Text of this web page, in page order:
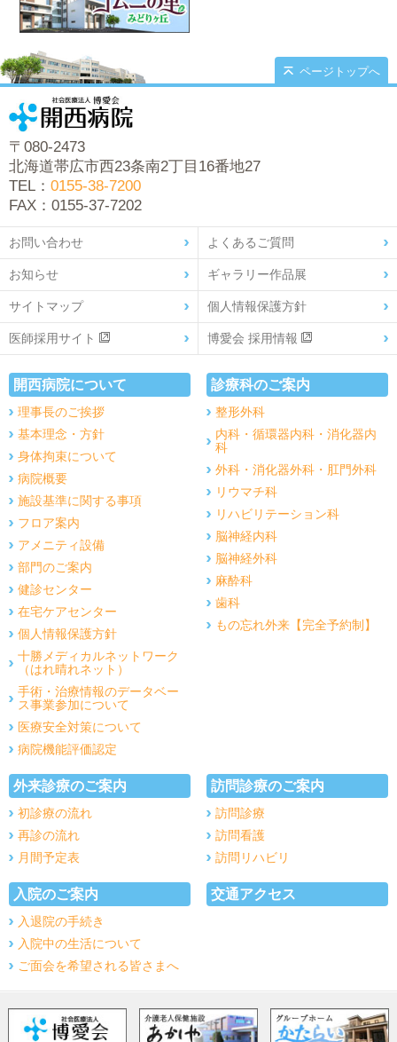
ページトップへ
〒080-2473
北海道帯広市西23条南2丁目16番地27
TEL： 0155-38-7200
FAX：0155-37-7202
お問い合わせ よくあるご質問
お知らせ ギャラリー作品展
サイトマップ 個人情報保護方針
医師採用サイト 博愛会 採用情報
開西病院について
理事長のご挨拶
基本理念・方針
身体拘束について
病院概要
施設基準に関する事項
フロア案内
アメニティ設備
部門のご案内
健診センター
在宅ケアセンター
個人情報保護方針
十勝メディカルネットワーク
（はれ晴れネット）
手術・治療情報のデータベー
ス事業参加について
医療安全対策について
病院機能評価認定
診療科のご案内
整形外科
内科・循環器内科・消化器内
科
外科・消化器外科・肛門外科
リウマチ科
リハビリテーション科
脳神経内科
脳神経外科
麻酔科
歯科
もの忘れ外来【完全予約制】
外来診療のご案内
初診療の流れ
再診の流れ
月間予定表
訪問診療のご案内
訪問診療
訪問看護
訪問リハビリ
入院のご案内
入退院の手続き
入院中の生活について
ご面会を希望される皆さまへ
交通アクセス